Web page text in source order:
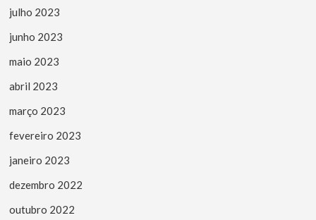
julho 2023
junho 2023
maio 2023
abril 2023
março 2023
fevereiro 2023
janeiro 2023
dezembro 2022
outubro 2022